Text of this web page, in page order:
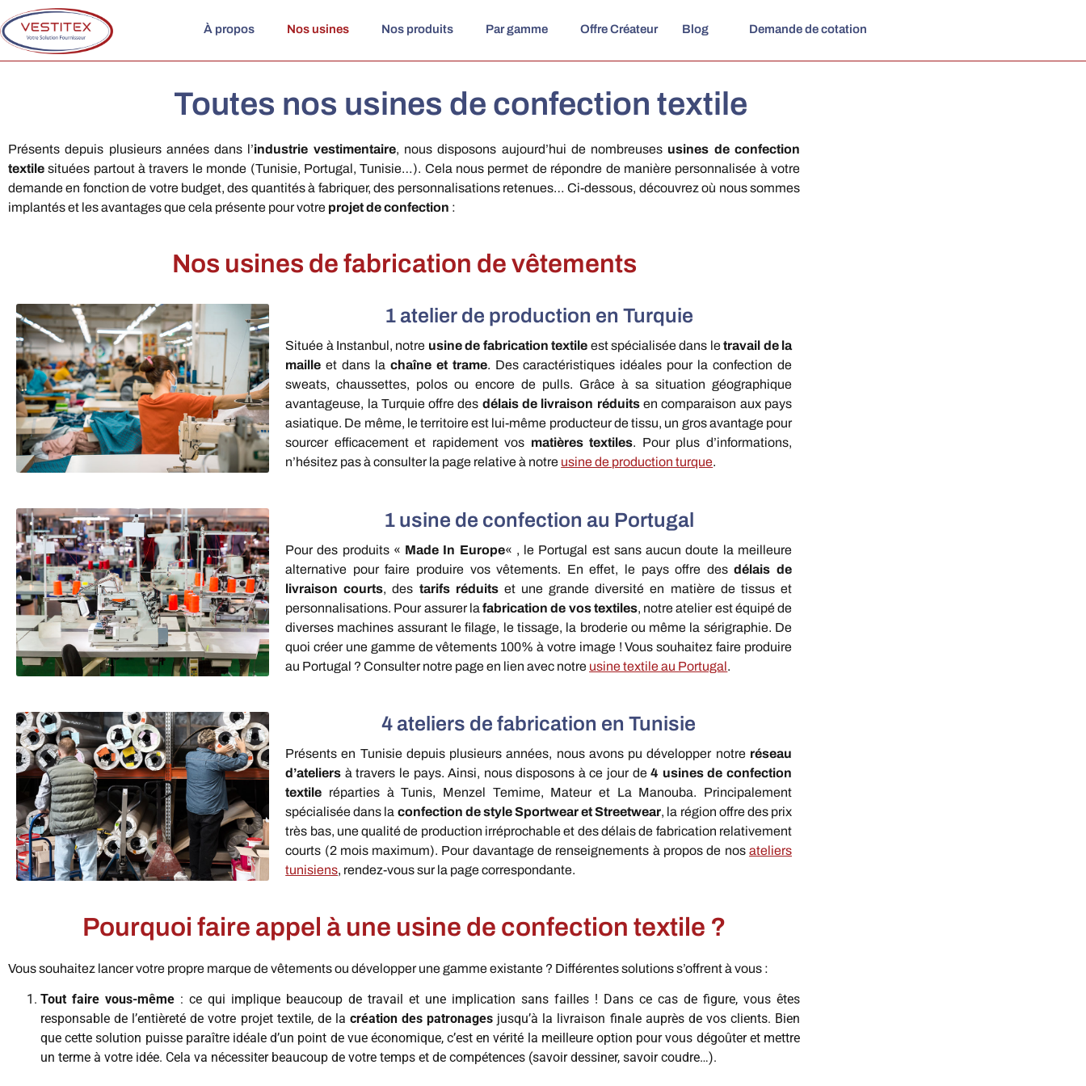
À propos Nos usines Nos produits Par gamme Offre Créateur Blog Demande de cotation
Toutes nos usines de confection textile
Présents depuis plusieurs années dans l’industrie vestimentaire, nous disposons aujourd’hui de nombreuses usines de confection
textile situées partout à travers le monde (Tunisie, Portugal, Tunisie…). Cela nous permet de répondre de manière personnalisée à votre
demande en fonction de votre budget, des quantités à fabriquer, des personnalisations retenues… Ci-dessous, découvrez où nous sommes
implantés et les avantages que cela présente pour votre projet de confection :
Nos usines de fabrication de vêtements
1 atelier de production en Turquie
Située à Instanbul, notre usine de fabrication textile est spécialisée dans letravail de la
maille et dans la chaîne et trame. Des caractéristiques idéales pour la confection de
sweats, chaussettes, polos ou encore de pulls. Grâce à sa situation géographique
avantageuse, la Turquie offre des délais de livraison réduitsen comparaison aux pays
asiatique. De même, le territoire est lui-même producteur de tissu, un gros avantage pour
sourcer efficacement et rapidement vos matières textiles. Pour plus d’informations,
n’hésitez pas à consulter la page relative à notre usine de production turque.
1 usine de confection au Portugal
Pour des produits « Made In Europe« , le Portugal est sans aucun doute la meilleure
alternative pour faire produire vos vêtements. En effet, le pays offre desdélais de
livraison courts, des tarifs réduitset une grande diversité en matière de tissus et
personnalisations. Pour assurer lafabrication de vos textiles, notre atelier est équipé de
diverses machines assurant le filage, le tissage, la broderie ou même la sérigraphie. De
quoi créer une gamme de vêtements 100% à votre image ! Vous souhaitez faire produire
au Portugal ? Consulter notre page en lien avec notre usine textile au Portugal.
4 ateliers de fabrication en Tunisie
Présents en Tunisie depuis plusieurs années, nous avons pu développer notre réseau
d’ateliers à travers le pays. Ainsi, nous disposons à ce jour de4 usines de confection
textile réparties à Tunis, Menzel Temime, Mateur et La Manouba. Principalement
spécialisée dans la confection de style Sportwear et Streetwear, la région offre des prix
très bas, une qualité de production irréprochable et des délais de fabrication relativement
courts (2 mois maximum). Pour davantage de renseignements à propos de nos ateliers
tunisiens, rendez-vous sur la page correspondante.
Pourquoi faire appel à une usine de confection textile ?
Vous souhaitez lancer votre propre marque de vêtements ou développer une gamme existante ? Différentes solutions s’offrent à vous :
Tout faire vous-même : ce qui implique beaucoup de travail et une implication sans failles ! Dans ce cas de figure, vous êtes
responsable de l’entièreté de votre projet textile, de la création des patronages jusqu’à la livraison finale auprès de vos clients. Bien
que cette solution puisse paraître idéale d’un point de vue économique, c’est en vérité la meilleure option pour vous dégoûter et mettre
un terme à votre idée. Cela va nécessiter beaucoup de votre temps et de compétences (savoir dessiner, savoir coudre…).